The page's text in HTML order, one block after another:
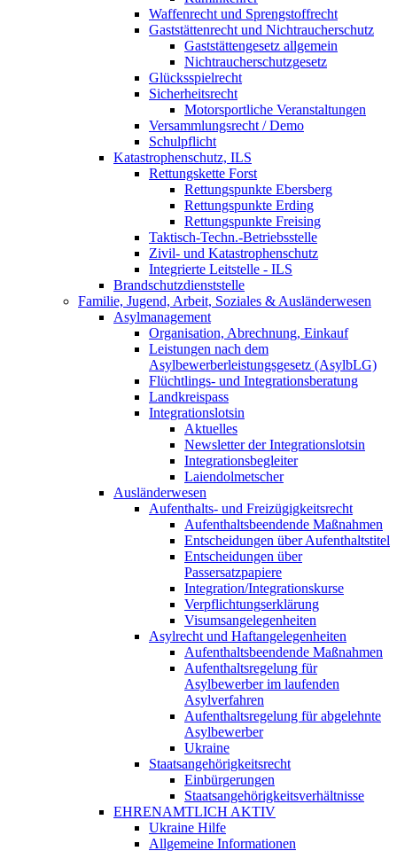
Waffenrecht und Sprengstoffrecht
Gaststättenrecht und Nichtraucherschutz
Gaststättengesetz allgemein
Nichtraucherschutzgesetz
Glücksspielrecht
Sicherheitsrecht
Motorsportliche Veranstaltungen
Versammlungsrecht / Demo
Schulpflicht
Katastrophenschutz, ILS
Rettungskette Forst
Rettungspunkte Ebersberg
Rettungspunkte Erding
Rettungspunkte Freising
Taktisch-Techn.-Betriebsstelle
Zivil- und Katastrophenschutz
Integrierte Leitstelle - ILS
Brandschutzdienststelle
Familie, Jugend, Arbeit, Soziales & Ausländerwesen
Asylmanagement
Organisation, Abrechnung, Einkauf
Leistungen nach dem
Asylbewerberleistungsgesetz (AsylbLG)
Flüchtlings- und Integrationsberatung
Landkreispass
Integrationslotsin
Aktuelles
Newsletter der Integrationslotsin
Integrationsbegleiter
Laiendolmetscher
Ausländerwesen
Aufenthalts- und Freizügigkeitsrecht
Aufenthaltsbeendende Maßnahmen
Entscheidungen über Aufenthaltstitel
Entscheidungen über
Passersatzpapiere
Integration/Integrationskurse
Verpflichtungserklärung
Visumsangelegenheiten
Asylrecht und Haftangelegenheiten
Aufenthaltsbeendende Maßnahmen
Aufenthaltsregelung für
Asylbewerber im laufenden
Asylverfahren
Aufenthaltsregelung für abgelehnte
Asylbewerber
Ukraine
Staatsangehörigkeitsrecht
Einbürgerungen
Staatsangehörigkeitsverhältnisse
EHRENAMTLICH AKTIV
Ukraine Hilfe
Allgemeine Informationen